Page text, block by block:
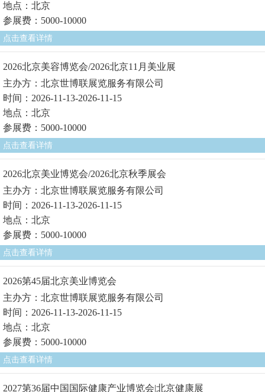
地点：北京
参展费：5000-10000
点击查看详情
2026北京美容博览会/2026北京11月美业展
主办方：北京世博联展览服务有限公司
时间：2026-11-13-2026-11-15
地点：北京
参展费：5000-10000
点击查看详情
2026北京美业博览会/2026北京秋季展会
主办方：北京世博联展览服务有限公司
时间：2026-11-13-2026-11-15
地点：北京
参展费：5000-10000
点击查看详情
2026第45届北京美业博览会
主办方：北京世博联展览服务有限公司
时间：2026-11-13-2026-11-15
地点：北京
参展费：5000-10000
点击查看详情
2027第36届中国国际健康产业博览会|北京健康展